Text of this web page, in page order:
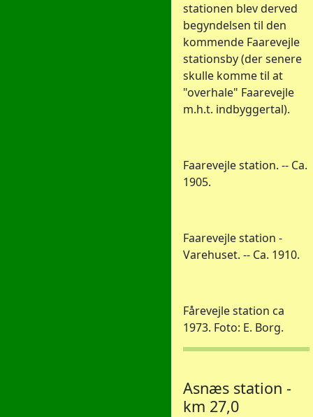
stationen blev derved
begyndelsen til den
kommende Faarevejle
stationsby (der senere
skulle komme til at
"overhale" Faarevejle
m.h.t. indbyggertal).
Faarevejle station. -- Ca.
1905.
Faarevejle station -
Varehuset. -- Ca. 1910.
Fårevejle station ca
1973. Foto: E. Borg.
Asnæs station -
km 27,0